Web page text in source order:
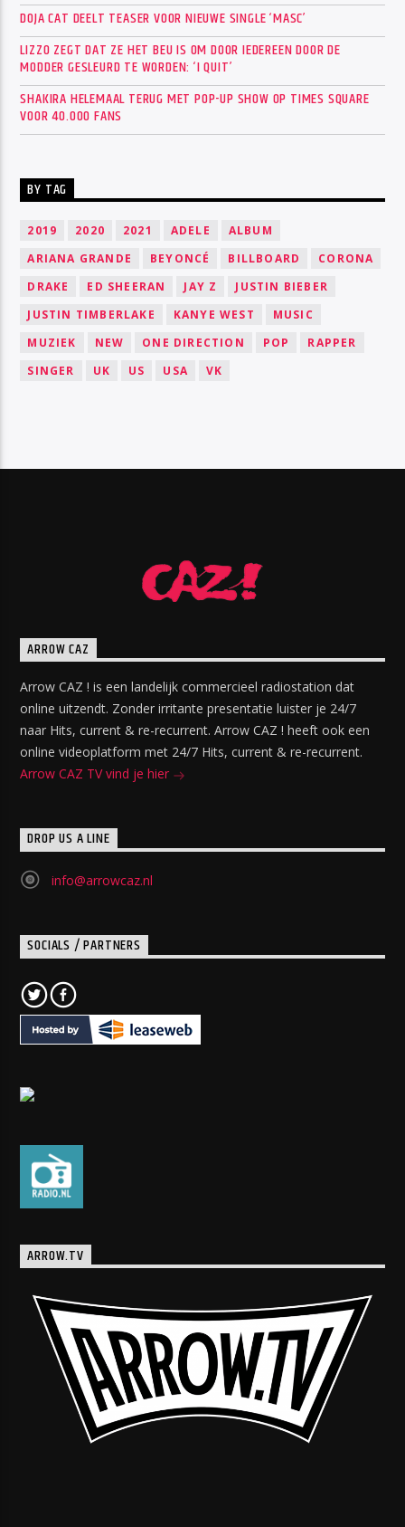
DOJA CAT DEELT TEASER VOOR NIEUWE SINGLE ‘MASC’
LIZZO ZEGT DAT ZE HET BEU IS OM DOOR IEDEREEN DOOR DE
MODDER GESLEURD TE WORDEN: ‘I QUIT’
SHAKIRA HELEMAAL TERUG MET POP-UP SHOW OP TIMES SQUARE
VOOR 40.000 FANS
BY TAG
2019 2020 2021 ADELE
ALBUM
ARIANA GRANDE
BEYONCÉ BILLBOARD
CORONA
DRAKE
ED SHEERAN JAY Z
JUSTIN BIEBER
JUSTIN TIMBERLAKE
KANYE WEST
MUSIC
MUZIEK
NEW ONE DIRECTION POP
RAPPER
SINGER
UK US USA VK
ARROW CAZ
Arrow CAZ ! is een landelijk commercieel radiostation dat
online uitzendt. Zonder irritante presentatie luister je 24/7
naar Hits, current & re-recurrent. Arrow CAZ ! heeft ook een
online videoplatform met 24/7 Hits, current & re-recurrent.
Arrow CAZ TV vind je hier
DROP US A LINE
info@arrowcaz.nl
SOCIALS / PARTNERS
ARROW.TV